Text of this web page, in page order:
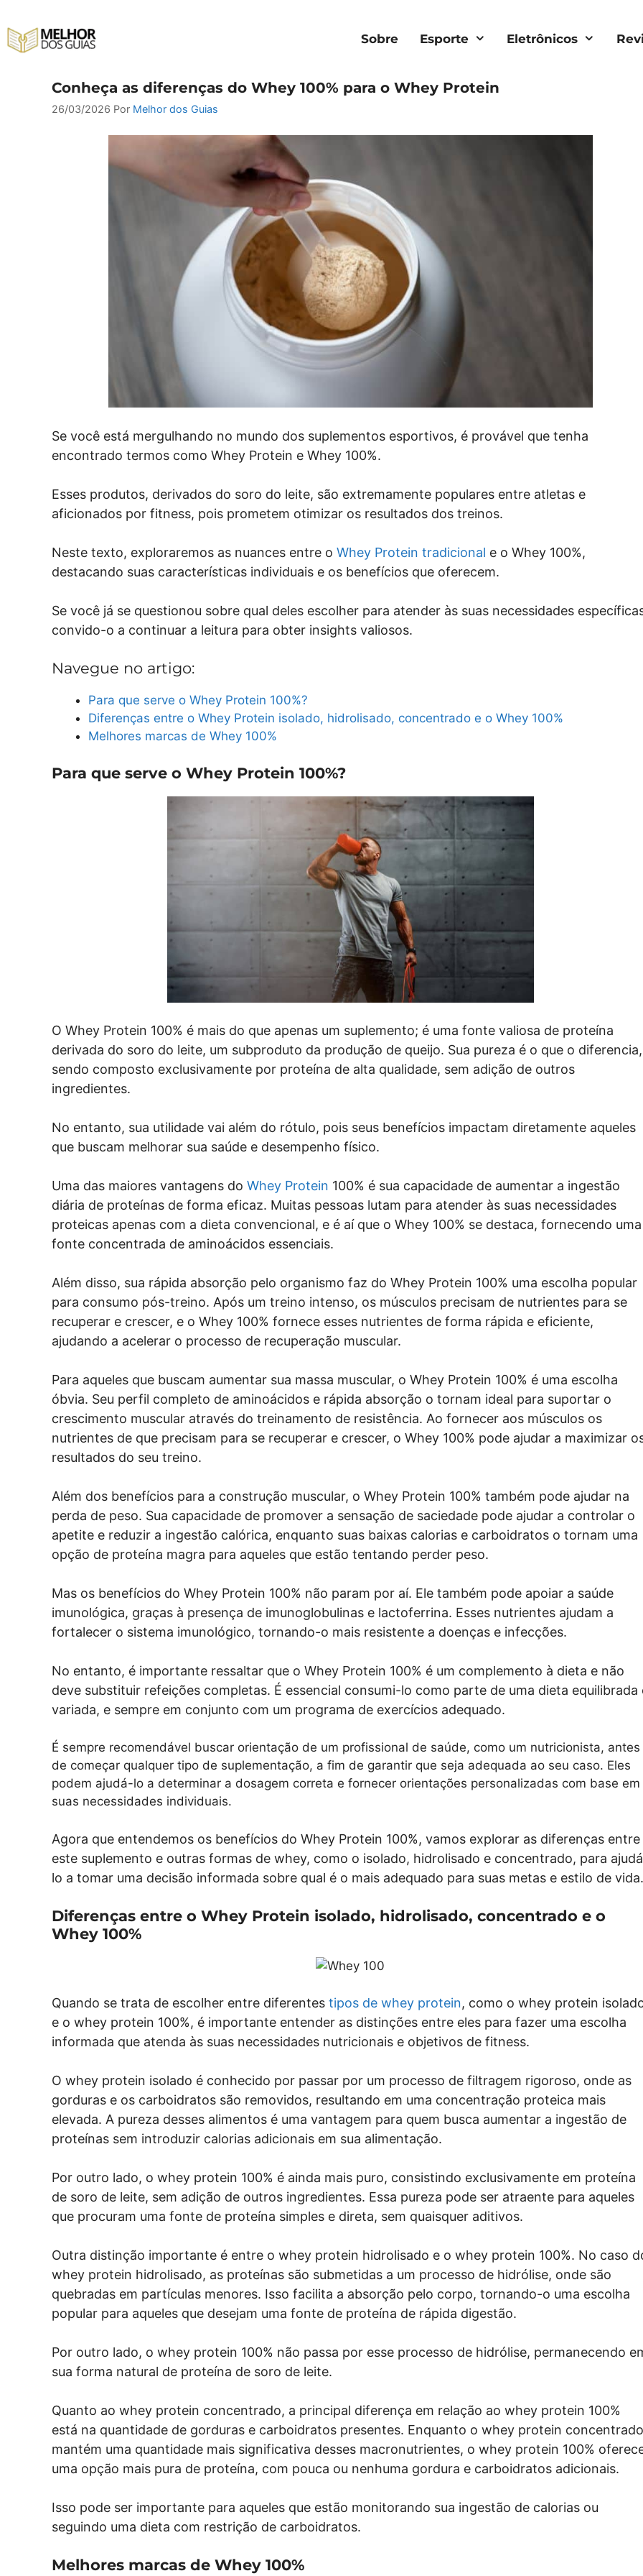
para
Sobre Esporte Eletrônicos
Conheça as diferenças do Whey 100% para o Whey Protein
26/03/2026 Por Melhor dos Guias
Se você está mergulhando no mundo dos suplementos esportivos, é provável que tenha
encontrado termos como Whey Protein e Whey 100%.
Esses produtos, derivados do soro do leite, são extremamente populares entre atletas e
aficionados por fitness, pois prometem otimizar os resultados dos treinos.
Neste texto, exploraremos as nuances entre o Whey Protein tradicional e o Whey 100%,
destacando suas características individuais e os benefícios que oferecem.
Se você já se questionou sobre qual deles escolher para atender às suas necessidades
convido-o a continuar a leitura para obter insights valiosos.
Navegue no artigo:
Para que serve o Whey Protein 100%?
Diferenças entre o Whey Protein isolado, hidrolisado, concentrado e o Whey 100%
Melhores marcas de Whey 100%
Para que serve o Whey Protein 100%?
O Whey Protein 100% é mais do que apenas um suplemento; é uma fonte valiosa de proteína
derivada do soro do leite, um subproduto da produção de queijo. Sua pureza é o que o diferencia,
sendo composto exclusivamente por proteína de alta qualidade, sem adição de outros
ingredientes.
No entanto, sua utilidade vai além do rótulo, pois seus benefícios impactam diretamente aqueles
que buscam melhorar sua saúde e desempenho físico.
Uma das maiores vantagens do Whey Protein 100% é sua capacidade de aumentar a ingestão
diária de proteínas de forma eficaz. Muitas pessoas lutam para atender às suas necessidades
proteicas apenas com a dieta convencional, e é aí que o Whey 100% se destaca, fornecendo uma
fonte concentrada de aminoácidos essenciais.
Além disso, sua rápida absorção pelo organismo faz do Whey Protein 100% uma escolha popular
para consumo pós-treino. Após um treino intenso, os músculos precisam de nutrientes para se
recuperar e crescer, e o Whey 100% fornece esses nutrientes de forma rápida e eficiente,
ajudando a acelerar o processo de recuperação muscular.
Para aqueles que buscam aumentar sua massa muscular, o Whey Protein 100% é uma escolha
óbvia. Seu perfil completo de aminoácidos e rápida absorção o tornam ideal para suportar o
crescimento muscular através do treinamento de resistência. Ao fornecer aos músculos os
nutrientes de que precisam para se recuperar e crescer, o Whey 100% pode ajudar a maximizar
resultados do seu treino.
Além dos benefícios para a construção muscular, o Whey Protein 100% também pode ajudar na
perda de peso. Sua capacidade de promover a sensação de saciedade pode ajudar a controlar o
apetite e reduzir a ingestão calórica, enquanto suas baixas calorias e carboidratos o tornam uma
opção de proteína magra para aqueles que estão tentando perder peso.
Mas os benefícios do Whey Protein 100% não param por aí. Ele também pode apoiar a saúde
imunológica, graças à presença de imunoglobulinas e lactoferrina. Esses nutrientes ajudam a
fortalecer o sistema imunológico, tornando-o mais resistente a doenças e infecções.
No entanto, é importante ressaltar que o Whey Protein 100% é um complemento à dieta e não
deve substituir refeições completas. É essencial consumi-lo como parte de uma dieta equilibrada
variada, e sempre em conjunto com um programa de exercícios adequado.
É sempre recomendável buscar orientação de um profissional de saúde, como um nutricionista, antes
de começar qualquer tipo de suplementação, a fim de garantir que seja adequada ao seu caso. Eles
podem ajudá-lo a determinar a dosagem correta e fornecer orientações personalizadas com base em
suas necessidades individuais.
Agora que entendemos os benefícios do Whey Protein 100%, vamos explorar as diferenças entre
este suplemento e outras formas de whey, como o isolado, hidrolisado e concentrado, para
lo a tomar uma decisão informada sobre qual é o mais adequado para suas metas e estilo de vida.
Diferenças entre o Whey Protein isolado, hidrolisado, concentrado e o
Whey 100%
Quando se trata de escolher entre diferentes tipos de whey protein, como o whey protein
e o whey protein 100%, é importante entender as distinções entre eles para fazer uma escolha
informada que atenda às suas necessidades nutricionais e objetivos de fitness.
O whey protein isolado é conhecido por passar por um processo de filtragem rigoroso, onde as
gorduras e os carboidratos são removidos, resultando em uma concentração proteica mais
elevada. A pureza desses alimentos é uma vantagem para quem busca aumentar a ingestão de
proteínas sem introduzir calorias adicionais em sua alimentação.
Por outro lado, o whey protein 100% é ainda mais puro, consistindo exclusivamente em proteína
de soro de leite, sem adição de outros ingredientes. Essa pureza pode ser atraente para aqueles
que procuram uma fonte de proteína simples e direta, sem quaisquer aditivos.
Outra distinção importante é entre o whey protein hidrolisado e o whey protein 100%. No caso
whey protein hidrolisado, as proteínas são submetidas a um processo de hidrólise, onde são
quebradas em partículas menores. Isso facilita a absorção pelo corpo, tornando-o uma escolha
popular para aqueles que desejam uma fonte de proteína de rápida digestão.
Por outro lado, o whey protein 100% não passa por esse processo de hidrólise, permanecendo
sua forma natural de proteína de soro de leite.
Quanto ao whey protein concentrado, a principal diferença em relação ao whey protein 100%
está na quantidade de gorduras e carboidratos presentes. Enquanto o whey protein concentrado
mantém uma quantidade mais significativa desses macronutrientes, o whey protein 100%
uma opção mais pura de proteína, com pouca ou nenhuma gordura e carboidratos adicionais.
Isso pode ser importante para aqueles que estão monitorando sua ingestão de calorias ou
seguindo uma dieta com restrição de carboidratos.
Melhores marcas de Whey 100%